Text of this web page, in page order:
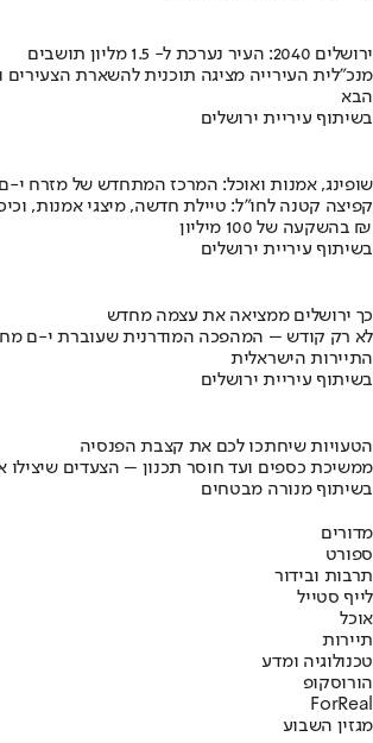
ירושלים 2040: העיר נערכת ל- 1.5 מליון תושבים
מנכ"לית העירייה מציגה תוכנית להשארת הצעירים
הבא
בשיתוף עיריית ירושלים
שופינג, אמנות ואוכל: המרכז המתחדש של מזרח י-ם
קפיצה קטנה לחו"ל: טיילת חדשה, מיצגי אמנות,
בהשקעה של 100 מיליון ₪
בשיתוף עיריית ירושלים
כך ירושלים ממציאה את עצמה מחדש
לא רק קודש – המהפכה המודרנית שעוברת י-ם
התיירות הישראלית
בשיתוף עיריית ירושלים
הטעויות שיחתכו לכם את קצבת הפנסיה
ממשיכת כספים ועד חוסר תכנון – הצעדים
בשיתוף מנורה מבטחים
מדורים
ספורט
תרבות ובידור
לייף סטייל
אוכל
תיירות
טכנולוגיה ומדע
הורוסקופ
ForReal
מגזין השבוע